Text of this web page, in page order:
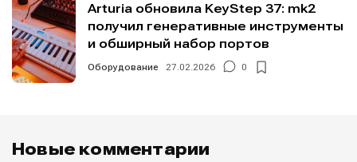
Arturia обновила KeyStep 37: mk2
получил генеративные инструменты
и обширный набор портов
Оборудование 27.02.2026 0
Новые комментарии